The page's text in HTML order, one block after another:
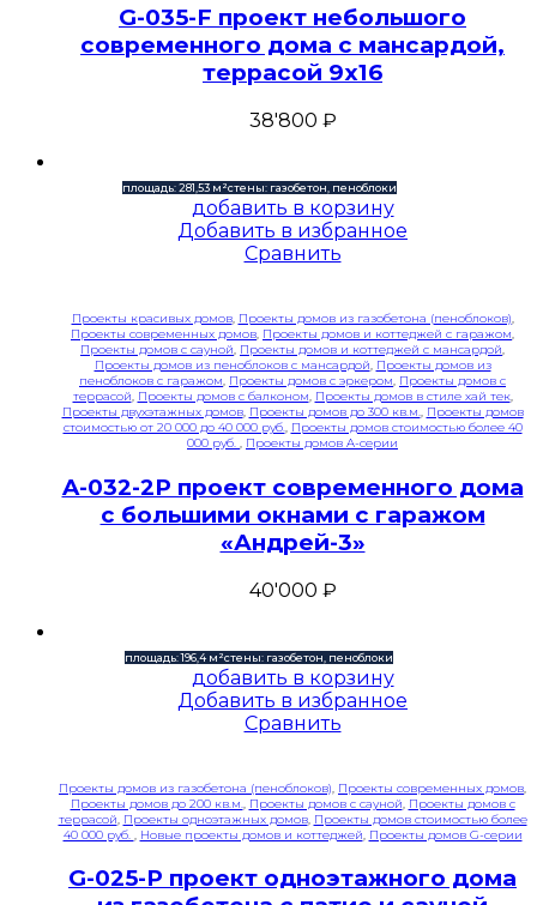
G-035-F проект небольшого
современного дома с мансардой,
террасой 9х16
38'800 ₽
площадь: 281,53 м²стены: газобетон, пеноблоки
добавить в корзину
Добавить в избранное
Сравнить
Проекты красивых домов, Проекты домов из газобетона (пеноблоков),
Проекты современных домов, Проекты домов и коттеджей с гаражом,
Проекты домов с сауной, Проекты домов и коттеджей с мансардой,
Проекты домов из пеноблоков с мансардой, Проекты домов из
пеноблоков с гаражом, Проекты домов с эркером, Проекты домов с
террасой, Проекты домов с балконом, Проекты домов в стиле хай тек,
Проекты двухэтажных домов, Проекты домов до 300 кв.м., Проекты домов
стоимостью от 20 000 до 40 000 руб., Проекты домов стоимостью более 40
000 руб. , Проекты домов A-серии
A-032-2P проект современного дома
с большими окнами с гаражом
«Андрей-3»
40'000 ₽
площадь: 196,4 м²стены: газобетон, пеноблоки
добавить в корзину
Добавить в избранное
Сравнить
Проекты домов из газобетона (пеноблоков), Проекты современных домов,
Проекты домов до 200 кв.м., Проекты домов с сауной, Проекты домов с
террасой, Проекты одноэтажных домов, Проекты домов стоимостью более
40 000 руб. , Новые проекты домов и коттеджей, Проекты домов G-серии
G-025-P проект одноэтажного дома